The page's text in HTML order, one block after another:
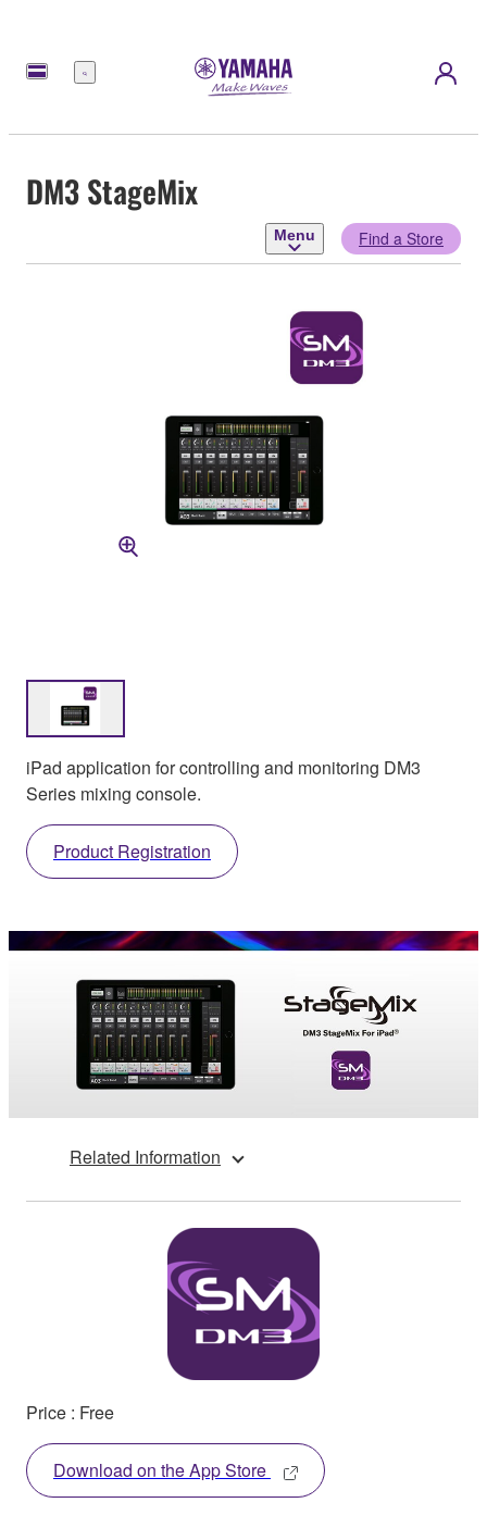
Menu
DM3 StageMix
Menu Find a Store
iPad application for controlling and monitoring DM3
Series mixing console.
Product Registration
Related Information
Price : Free
Download on the App Store